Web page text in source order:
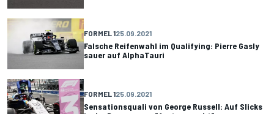
FORMEL 125.09.2021
Falsche Reifenwahl im Qualifying: Pierre Gasly
sauer auf AlphaTauri
FORMEL 125.09.2021
Sensationsquali von George Russell: Auf Slicks